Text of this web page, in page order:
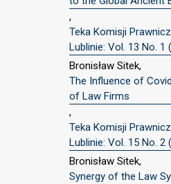
,
Teka Komisji
Lublinie: Vol. 13 No. 1
Bronisław Sitek,
The Influence of
of Law Firms
,
Teka Komisji
Lublinie: Vol. 15 No. 2
Bronisław Sitek,
Synergy of the Law